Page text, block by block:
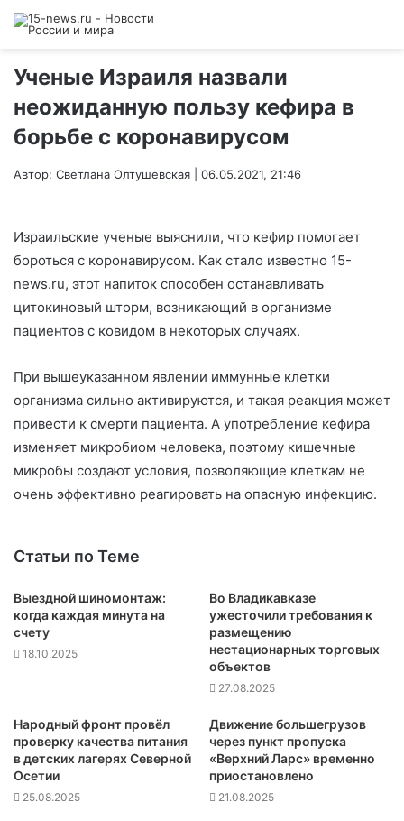
Ученые Израиля назвали
неожиданную пользу кефира в
борьбе с коронавирусом
Автор: Светлана Олтушевская | 06.05.2021, 21:46
Израильские ученые выяснили, что кефир помогает
бороться с коронавирусом. Как стало известно 15-
news.ru, этот напиток способен останавливать
цитокиновый шторм, возникающий в организме
пациентов с ковидом в некоторых случаях.
При вышеуказанном явлении иммунные клетки
организма сильно активируются, и такая реакция может
привести к смерти пациента. А употребление кефира
изменяет микробиом человека, поэтому кишечные
микробы создают условия, позволяющие клеткам не
очень эффективно реагировать на опасную инфекцию.
Статьи по Теме
Выездной шиномонтаж:
когда каждая минута на
счету
18.10.2025
Во Владикавказе
ужесточили требования к
размещению
нестационарных торговых
объектов
27.08.2025
Народный фронт провёл
проверку качества питания
в детских лагерях Северной
Осетии
25.08.2025
Движение большегрузов
через пункт пропуска
«Верхний Ларс» временно
приостановлено
21.08.2025